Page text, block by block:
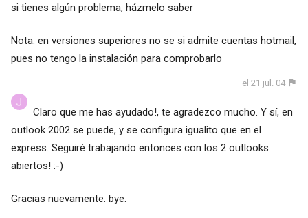
si tienes algún problema, házmelo saber
Nota: en versiones superiores no se si admite cuentas hotmail,
pues no tengo la instalación para comprobarlo
el 21 jul. 04
Claro que me has ayudado!, te agradezco mucho. Y sí, en
outlook 2002 se puede, y se configura igualito que en el
express. Seguiré trabajando entonces con los 2 outlooks
abiertos! :-)
Gracias nuevamente. bye.